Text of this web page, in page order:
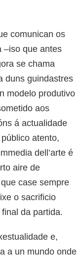
comunican os
–iso que antes
se chama
duns guindastres
modelo produtivo
aos
á actualidade
atento,
dell’arte é
aire de
case sempre
o sacrificio
da partida.
e,
a un mundo onde